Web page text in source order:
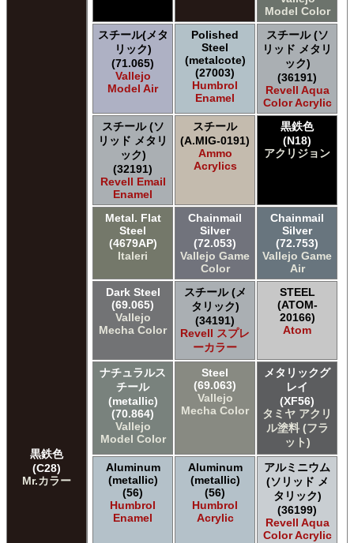
黒鉄色
(C28)
Mr.カラー
Model Color
スチール(メタ
リック)
(71.065)
Vallejo
Model Air
Polished
Steel
(metalcote)
(27003)
Humbrol
Enamel
スチール (ソ
リッド メタリ
ック)
(36191)
Revell Aqua
Color Acrylic
スチール (ソ
リッド メタリ
ック)
(32191)
Revell Email
Enamel
スチール
(A.MIG-0191)
Ammo
Acrylics
黒鉄色
(N18)
アクリジョン
Metal. Flat
Steel
(4679AP)
Italeri
Chainmail
Silver
(72.053)
Vallejo Game
Color
Chainmail
Silver
(72.753)
Vallejo Game
Air
Dark Steel
(69.065)
Vallejo
Mecha Color
スチール (メ
タリック)
(34191)
Revell スプレ
ーカラー
STEEL
(ATOM-
20166)
Atom
ナチュラルス
チール
(metallic)
(70.864)
Vallejo
Model Color
Steel
(69.063)
Vallejo
Mecha Color
メタリックグ
レイ
(XF56)
タミヤ アクリ
ル塗料 (フラ
ット)
Aluminum
(metallic)
(56)
Humbrol
Enamel
Aluminum
(metallic)
(56)
Humbrol
Acrylic
アルミニウム
(ソリッド メ
タリック)
(36199)
Revell Aqua
Color Acrylic